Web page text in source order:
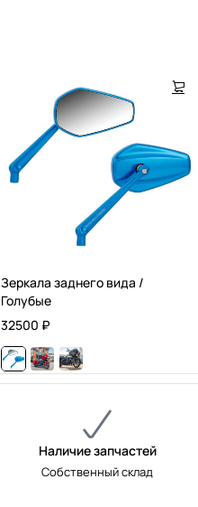
Зеркала заднего вида /
Голубые
32500 ₽
Наличие запчастей
Собственный склад